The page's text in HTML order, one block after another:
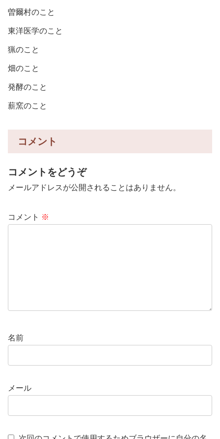
曽爾村のこと
東洋医学のこと
猟のこと
畑のこと
発酵のこと
薪窯のこと
コメント
コメントをどうぞ
メールアドレスが公開されることはありません。
コメント ※
名前
メール